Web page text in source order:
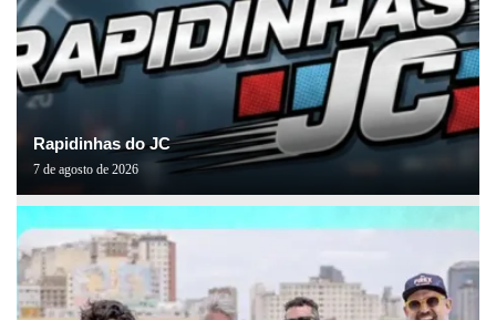
Rapidinhas do JC
7 de agosto de 2026